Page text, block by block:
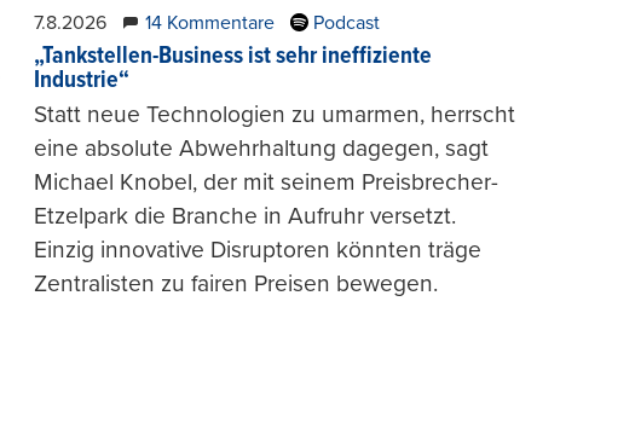
7.8.2026 14 Kommentare Podcast
„Tankstellen-Business ist sehr ineffiziente
Industrie“
Statt neue Technologien zu umarmen, herrscht
eine absolute Abwehrhaltung dagegen, sagt
Michael Knobel, der mit seinem Preisbrecher-
Etzelpark die Branche in Aufruhr versetzt.
Einzig innovative Disruptoren könnten träge
Zentralisten zu fairen Preisen bewegen.